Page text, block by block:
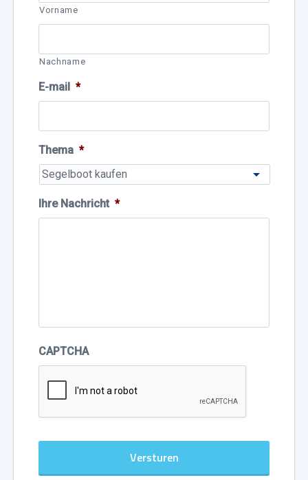
Vorname
Nachname
E-mail *
Thema *
Ihre Nachricht *
CAPTCHA